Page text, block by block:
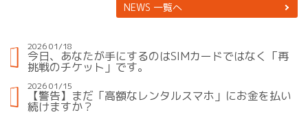
NEWS 一覧へ
2026 01/18
今日、あなたが手にするのはSIMカードではなく「再
挑戦のチケット」です。
2026 01/15
【警告】まだ「高額なレンタルスマホ」にお金を払い
続けますか？